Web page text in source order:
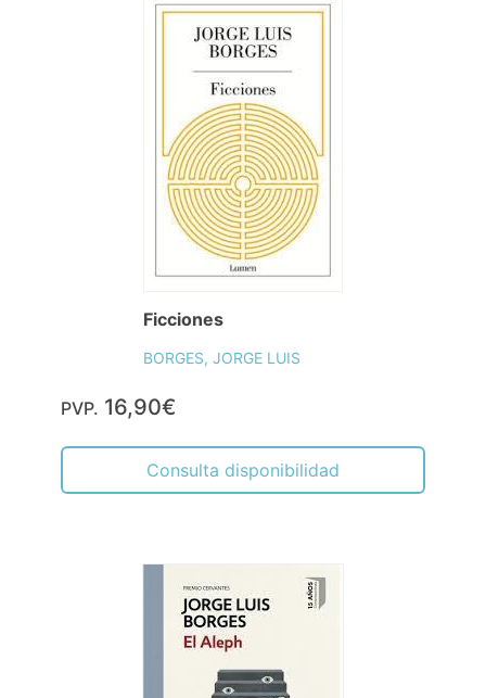
Ficciones
BORGES, JORGE LUIS
PVP. 16,90€
Consulta disponibilidad